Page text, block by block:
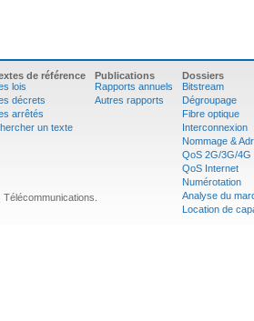
de référence
lois
décrets
arrêtés
un texte
Publications
Rapports annuels
Autres rapports
Dossiers
Bitstream
Dégroupage
Fibre optique
Interconnexion
Nommage &
QoS 2G/3G/4G
QoS Internet
Numérotation
Analyse du
Location de